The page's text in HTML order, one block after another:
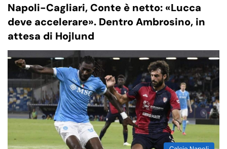
Napoli-Cagliari, Conte è netto: «Lucca
deve accelerare». Dentro Ambrosino, in
attesa di Hojlund